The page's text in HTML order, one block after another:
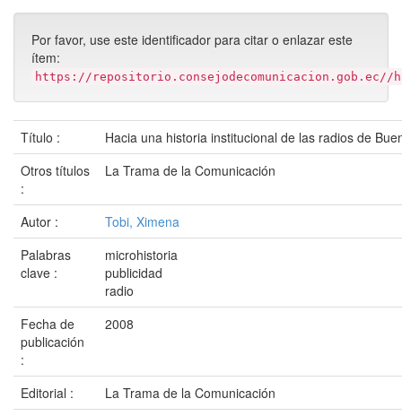
Por favor, use este identificador para citar o enlazar este
ítem:
https://repositorio.consejodecomunicacion.gob.ec//
Título :
Hacia una historia institucional de las radios de
Otros títulos
:
La Trama de la Comunicación
Autor :
Tobi, Ximena
Palabras
clave :
microhistoria
publicidad
radio
Fecha de
publicación
:
2008
Editorial :
La Trama de la Comunicación